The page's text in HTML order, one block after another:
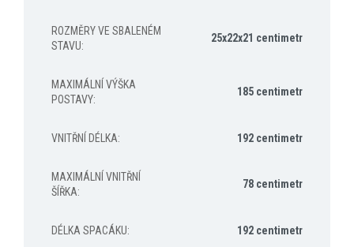
ROZMĚRY VE SBALENÉM
STAVU:
25x22x21 centimetr
MAXIMÁLNÍ VÝŠKA
POSTAVY:
185 centimetr
VNITŘNÍ DÉLKA: 192 centimetr
MAXIMÁLNÍ VNITŘNÍ
ŠÍŘKA:
78 centimetr
DÉLKA SPACÁKU: 192 centimetr